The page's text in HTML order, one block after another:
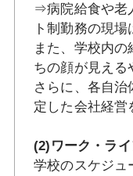
⇒病院給食や老
ト制勤務の現場
また、学校内
ちの顔が見える
さらに、各自
定した会社経営
(2)ワーク・ラ
学校のスケジュ